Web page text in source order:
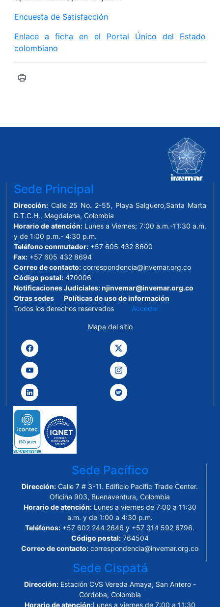
Encuesta de Satisfacción
Enlace a ficha en el Portal Único del Estado
colombiano
Sede Principal
Dirección: Calle 25 No. 2-55, Playa Salguero,Santa Marta
D.T.C.H., Magdalena, Colombia
Horario de atención:Lunes a Viernes; 7:00 a.m.-11:30 a.m.
y de 1:00 p.m.- 4:30 p.m.
Teléfono conmutador: +57 605 432 8600
Fax: +57 605 432 8694
Correo de contacto: correspondencia@invemar.org.co
Código postal: 470006
Notificaciones Judiciales:njinvemar@invemar.org.co
Otras sedes
Políticas de uso de información
Todos los derechos reservados Acceder
Mapa del sitio
Sede Pacífico
Dirección: Calle 7 # 3-11. Edificio Pacific Trade Center.
Oficina 903, Buenaventura, Colombia
Horario de atención:Lunes a viernes de 7:00 a 11:30
a.m. y de 1:00 a 4:30 p.m.
Teléfonos: +57 602 244 2646 y +57 314 592 6796.
Código postal:764504
Correo de contacto: correspondencia@invemar.org.co
Sede Cispatá
Dirección: Estación CVS Vereda Amaya, San Antero -
Córdoba, Colombia
Horario de atención:Lunes a viernes de 7:00 a 11:30